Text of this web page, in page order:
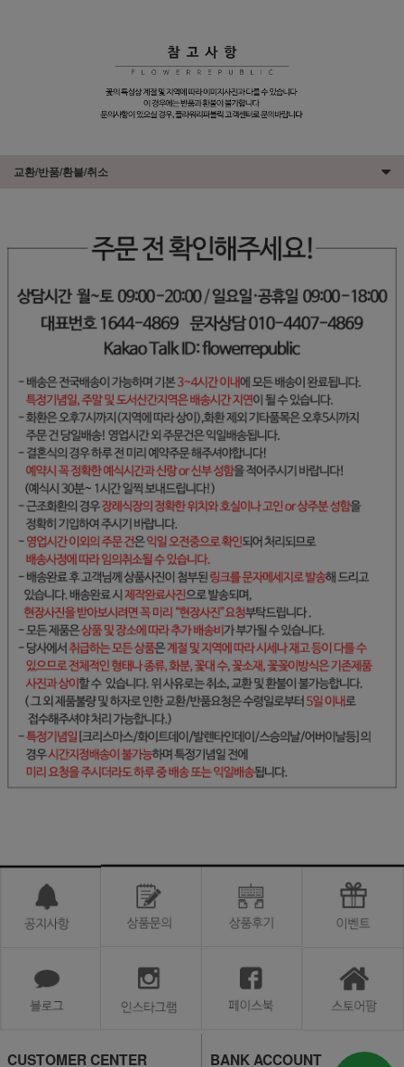
교환/반품/환불/취소
CUSTOMER CENTER BANK ACCOUNT